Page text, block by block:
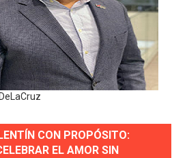
en salud
Guaiguí: "Es ignorancia supina"
CON PROPÓSITO:
EL AMOR SIN